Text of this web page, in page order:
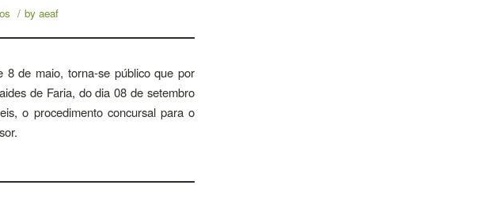
/ by aeaf
8 de maio, torna-se público que por
de Faria, do dia 08 de setembro
o procedimento concursal para o